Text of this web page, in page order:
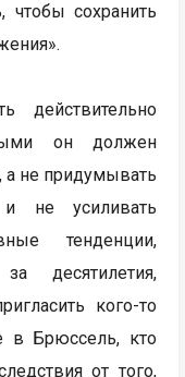
чтобы сохранить
действительно
он должен
а не придумывать
не усиливать
тенденции,
десятилетия,
кого-то
в Брюссель, кто
от того,